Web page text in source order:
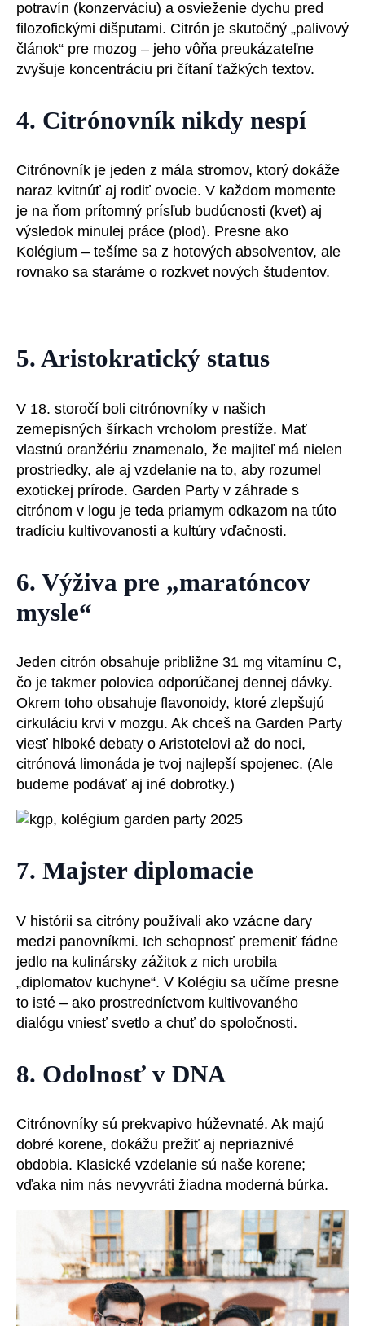
potravín (konzerváciu) a osvieženie dychu pred
filozofickými dišputami. Citrón je skutočný „palivový
článok“ pre mozog – jeho vôňa preukázateľne
zvyšuje koncentráciu pri čítaní ťažkých textov.
4. Citrónovník nikdy nespí
Citrónovník je jeden z mála stromov, ktorý dokáže
naraz kvitnúť aj rodiť ovocie. V každom momente
je na ňom prítomný prísľub budúcnosti (kvet) aj
výsledok minulej práce (plod). Presne ako
Kolégium – tešíme sa z hotových absolventov, ale
rovnako sa staráme o rozkvet nových študentov.
5. Aristokratický status
V 18. storočí boli citrónovníky v našich
zemepisných šírkach vrcholom prestíže. Mať
vlastnú oranžériu znamenalo, že majiteľ má nielen
prostriedky, ale aj vzdelanie na to, aby rozumel
exotickej prírode. Garden Party v záhrade s
citrónom v logu je teda priamym odkazom na túto
tradíciu kultivovanosti a kultúry vďačnosti.
6. Výživa pre „maratóncov
mysle“
Jeden citrón obsahuje približne 31 mg vitamínu C,
čo je takmer polovica odporúčanej dennej dávky.
Okrem toho obsahuje flavonoidy, ktoré zlepšujú
cirkuláciu krvi v mozgu. Ak chceš na Garden Party
viesť hlboké debaty o Aristotelovi až do noci,
citrónová limonáda je tvoj najlepší spojenec. (Ale
budeme podávať aj iné dobrotky.)
7. Majster diplomacie
V histórii sa citróny používali ako vzácne dary
medzi panovníkmi. Ich schopnosť premeniť fádne
jedlo na kulinársky zážitok z nich urobila
„diplomatov kuchyne“. V Kolégiu sa učíme presne
to isté – ako prostredníctvom kultivovaného
dialógu vniesť svetlo a chuť do spoločnosti.
8. Odolnosť v DNA
Citrónovníky sú prekvapivo húževnaté. Ak majú
dobré korene, dokážu prežiť aj nepriaznivé
obdobia. Klasické vzdelanie sú naše korene;
vďaka nim nás nevyvráti žiadna moderná búrka.